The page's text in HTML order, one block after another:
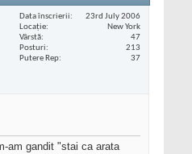
Data înscrierii
23rd July 2006
Locaţie
New York
Vârstă
47
Posturi
213
Putere Rep
37
am gandit "stai ca arata